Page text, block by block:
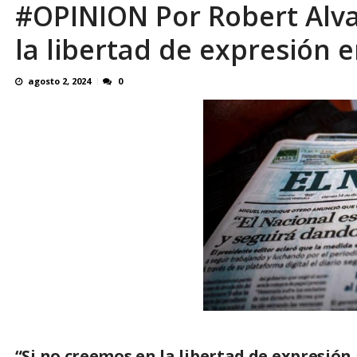
¿QUE PROTEGES TU? Por: Miguel Ángel
#OPINION Por Robert
la libertad de expresión
agosto 2, 2024 0